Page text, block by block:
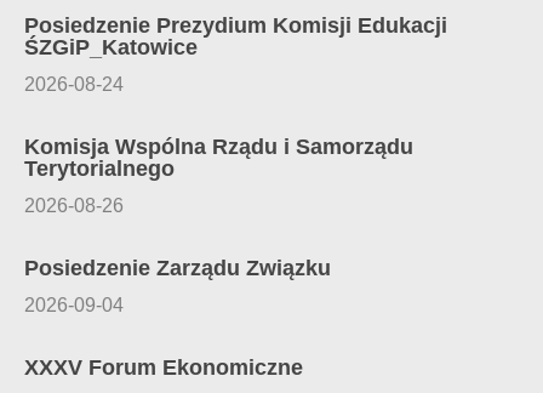
Posiedzenie Prezydium Komisji Edukacji
ŚZGiP_Katowice
2026-08-24
Komisja Wspólna Rządu i Samorządu
Terytorialnego
2026-08-26
Posiedzenie Zarządu Związku
2026-09-04
XXXV Forum Ekonomiczne